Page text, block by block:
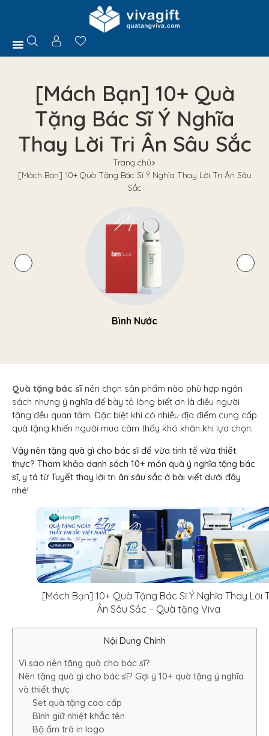
[Mách Bạn] 10+ Quà
Tặng Bác Sĩ Ý Nghĩa
Thay Lời Tri Ân Sâu Sắc
Trang chủ
[Mách Bạn] 10+ Quà Tặng Bác Sĩ Ý Nghĩa Thay Lời Tri Ân Sâu
Sắc
Bình Nước
Quà tặng bác sĩnên chọn sản phẩm nào phù hợp ngân
sách nhưng ý nghĩa để bày tỏ lòng biết ơn là điều người
tặng đều quan tâm. Đặc biệt khi có nhiều địa điểm cung cấp
quà tặng khiến người mua cảm thấy khó khăn khi lựa chọn.
Vậy nên tặng quà gì cho bác sĩ để vừa tinh tế vừa thiết
thực? Tham khảo danh sách 10+ món quà ý nghĩa tặng bác
sĩ, y tá từ Tuyết thay lời tri ân sâu sắc ở bài viết dưới đây
nhé!
[Mách Bạn] 10+ Quà Tặng Bác Sĩ Ý Nghĩa Thay Lời
Ân Sâu Sắc – Quà tặng Viva
Nội Dung Chính
Vì sao nên tặng quà cho bác sĩ?
Nên tặng quà gì cho bác sĩ? Gợi ý 10+ quà tặng ý nghĩa
và thiết thực
Set quà tặng cao cấp
Bình giữ nhiệt khắc tên
Bộ ấm trà in logo